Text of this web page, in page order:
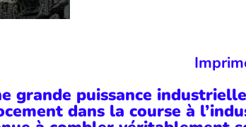
grande puissance
dans la course à